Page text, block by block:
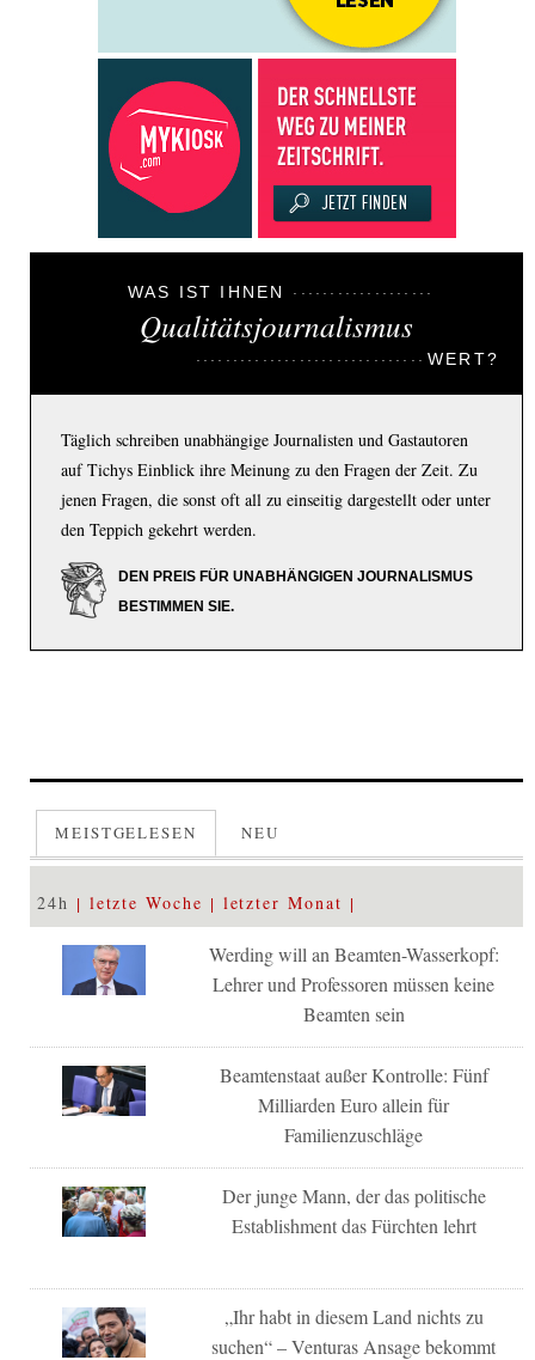
WAS IST IHNEN
Qualitätsjournalismus
WERT?
Täglich schreiben unabhängige Journalisten und Gastautoren
auf Tichys Einblick ihre Meinung zu den Fragen der Zeit. Zu
jenen Fragen, die sonst oft all zu einseitig dargestellt oder unter
den Teppich gekehrt werden.
DEN PREIS FÜR UNABHÄNGIGEN JOURNALISMUS
BESTIMMEN SIE.
MEISTGELESEN NEU
24h letzte Woche letzter Monat
Werding will an Beamten-Wasserkopf:
Lehrer und Professoren müssen keine
Beamten sein
Beamtenstaat außer Kontrolle: Fünf
Milliarden Euro allein für
Familienzuschläge
Der junge Mann, der das politische
Establishment das Fürchten lehrt
„Ihr habt in diesem Land nichts zu
suchen“ – Venturas Ansage bekommt